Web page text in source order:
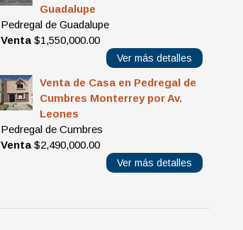
Guadalupe
Pedregal de Guadalupe
Venta $1,550,000.00
Ver más detalles
Venta de Casa en Pedregal de
Cumbres Monterrey por Av.
Leones
Pedregal de Cumbres
Venta $2,490,000.00
Ver más detalles